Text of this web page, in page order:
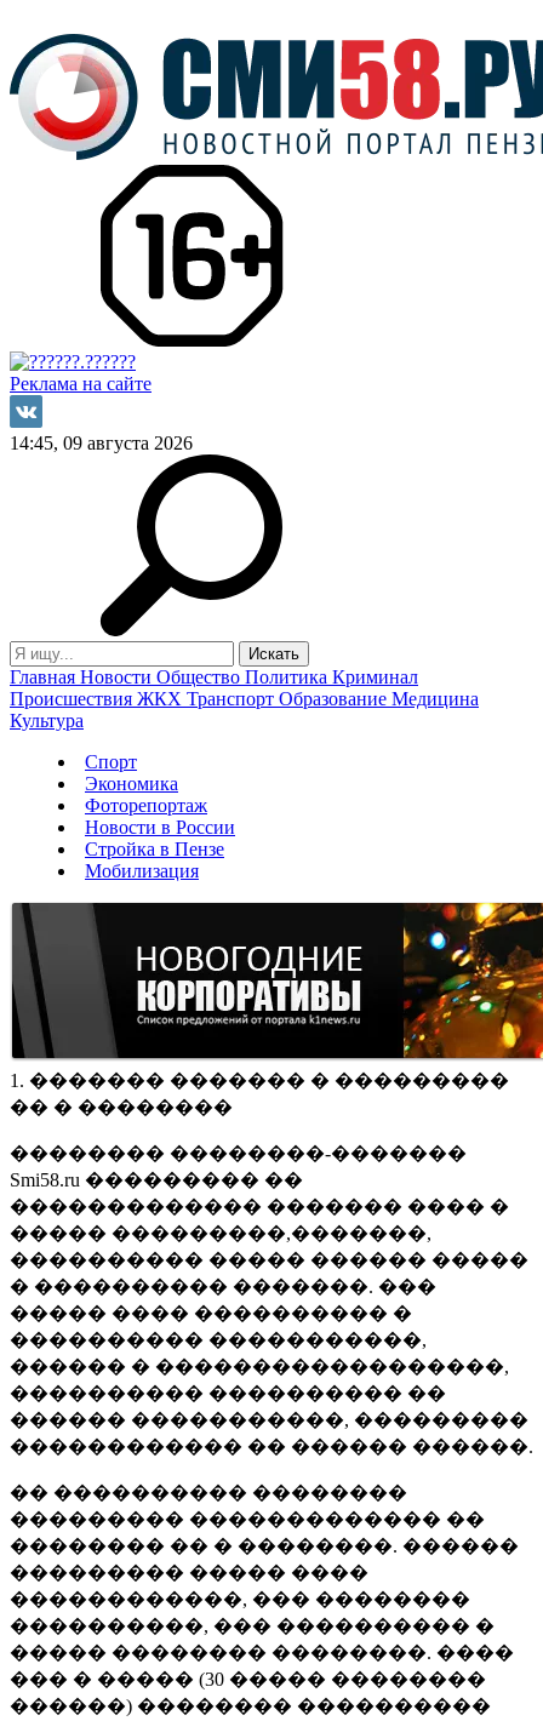
Реклама на сайте
14:45, 09 августа 2026
Главная Новости Общество Политика Криминал
Происшествия ЖКХ Транспорт Образование Медицина
Культура
Спорт
Экономика
Фоторепортаж
Новости в России
Стройка в Пензе
Мобилизация
1. ������� ������� � ���������
�� � ��������
�������� ��������-�������
Smi58.ru ��������� ��
������������� ������� ���� �
����� ���������,�������,
���������� ����� ������ �����
� ���������� �������. ���
����� ���� ���������� �
���������� �����������,
������ � ������������������,
���������� ���������� ��
������ �����������, ���������
������������ �� ������ ������.
�� ���������� ��������
��������� ������������� ��
�������� �� � ��������. ������
��������� ����� ����
������������, ��� ��������
����������, ��� ���������� �
����� �������� ��������. ����
��� � ����� (30 ����� ��������
������) �������� ����������